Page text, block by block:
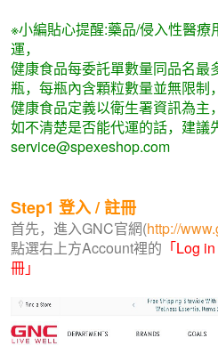
※小編貼心提醒:藥品/侵入性醫
運，
健康食品每委託單數量同品名最
瓶，每瓶內含顆粒數量並無限制，
健康食品定義以衛生署資訊為主
如不清楚是否能代運的話，建議
service@spexeshop.com
Step1 登入 / 註冊
首先，進入GNC官網(http://
點選右上方Account裡的 「Log
冊」